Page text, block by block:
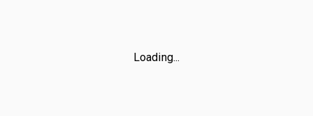
Loading...